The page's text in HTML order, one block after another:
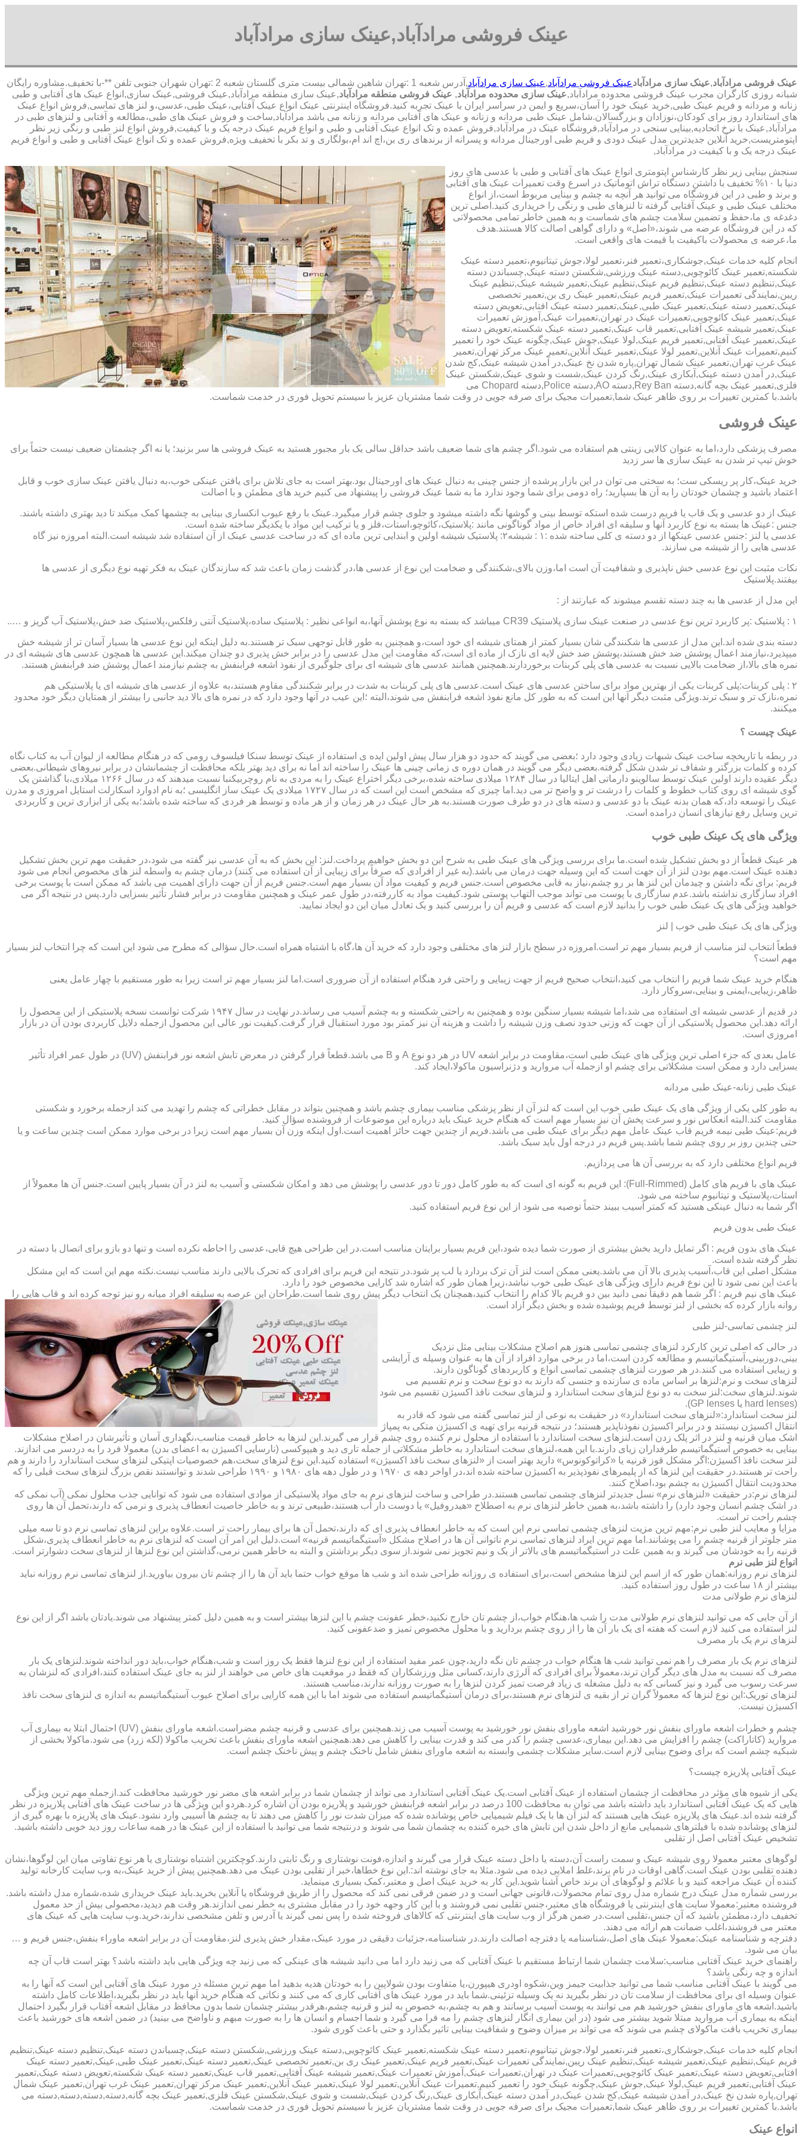
عینک فروشی مرادآباد,عینک سازی مرادآباد
عینک فروشی مرادآباد,عینک سازی مرادآبادعینک فروشی مرادآباد,عینک سازی مرادآباد
,آدرس شعبه 1 :تهران شاهین شمالی بیست متری گلستان شعبه 2 :تهران شهران جنوبی تلفن **-با تخفیف.مشاوره رایگان
شبانه روزی کارگران مجرب عینک فروشی محدوده مرادآباد,عینک سازی محدوده مرادآباد, عینک فروشی منطقه مرادآباد,عینک سازی منطقه مرادآباد,عینک فروشی,عینک سازی,انواع عینک های آفتابی و طبی
زنانه و مردانه و فریم عینک طبی,خرید عینک خود را آسان،سریع و ایمن در سراسر ایران با عینک تجربه کنید.فروشگاه اینترنتی عینک انواع عینک آفتابی،عینک طبی،عدسی،و لنز های تماسی,فروش انواع عینک
های استاندارد روز برای کودکان،نوزادان و بزرگسالان.شامل عینک طبی مردانه و زنانه و عینک های آفتابی مردانه و زنانه می باشد مرادآباد,ساخت و فروش عینک های طبی،مطالعه و آفتابی و لنزهای طبی در
مرادآباد,عینک با نرخ اتحادیه,بینایی سنجی در مرادآباد,فروشگاه عینک در مرادآباد,فروش عمده و تک انواع عینک آفتابی و طبی و انواع فریم عینک درجه یک و با کیفیت,فروش انواع لنز طبی و رنگی زیر نظر
اپتومتریست,خرید آنلاین جدیدترین مدل عینک دودی و فریم طبی اورجینال مردانه و پسرانه از برندهای ری بن،اچ اند ام،بولگاری و تد بکر با تخفیف ویژه,فروش عمده و تک انواع عینک آفتابی و طبی و انواع فریم
عینک درجه یک و با کیفیت در مرادآباد,
سنجش بینایی زیر نظر کارشناس اپتومتری انواع عینک های آفتابی و طبی با عدسی های روز
دنیا با ۱۰% تخفیف با داشتن دستگاه تراش اتوماتیک در اسرع وقت تعمیرات عینک های آفتابی
و برند و طبی در این فروشگاه می توانید هر آنچه به چشم و بینایی مربوط است،از انواع
مختلف عینک طبی و عینک آفتابی گرفته تا لنزهای طبی و رنگی را خریداری کنید.اصلی ترین
دغدغه ی ما،حفظ و تضمین سلامت چشم های شماست و به همین خاطر تمامی محصولاتی
که در این فروشگاه عرضه می شوند،«اصل» و دارای گواهی اصالت کالا هستند.هدف
ما،عرضه ی محصولات باکیفیت با قیمت های واقعی است.
انجام کلیه خدمات عینک,جوشکاری،تعمیر فنر،تعمیر لولا،جوش تیتانیوم،تعمیر دسته عینک
شکسته,تعمیر عینک کائوچویی,دسته عینک ورزشی,شکستن دسته عینک,چسباندن دسته
عینک,تنظیم دسته عینک,تنظیم فریم عینک,تنظیم عینک,تعمیر شیشه عینک,تنظیم عینک
ریبن,نمایندگی تعمیرات عینک,تعمیر فریم عینک,تعمیر عینک ری بن,تعمیر تخصصی
عینک,تعمیر دسته عینک,تعمیر عینک طبی,عینک,تعمیر دسته عینک افتابی,تعویض دسته
عینک,تعمیر عینک کائوچویی,تعمیرات عینک در تهران,تعمیرات عینک,آموزش تعمیرات
عینک,تعمیر شیشه عینک آفتابی,تعمیر قاب عینک,تعمیر دسته عینک شکسته,تعویض دسته
عینک,تعمیر عینک آفتابی,تعمیر فریم عینک,لولا عینک,جوش عینک,چگونه عینک خود را تعمیر
کنیم,تعمیرات عینک آنلاین,تعمیر لولا عینک,تعمیر عینک آنلاین,تعمیر عینک مرکز تهران,تعمیر
عینک غرب تهران,تعمیر عینک شمال تهران,پاره شدن نخ عینک,در آمدن شیشه عینک,کج شدن
عینک,در آمدن دسته عینک,آبکاری عینک,رنگ کردن عینک,شست و شوی عینک,شکستن عینک
فلزی,تعمیر عینک بچه گانه,دسته Rey Ban,دسته AO,دسته Police,دسته Chopard می
باشد.با کمترین تغییرات بر روی ظاهر عینک شما,تعمیرات مجیک برای صرفه جویی در وقت شما مشتریان عزیز با سیستم تحویل فوری در خدمت شماست.
عینک فروشی
مصرف پزشکی دارد،اما به عنوان کالایی زینتی هم استفاده می شود.اگر چشم های شما ضعیف باشد حداقل سالی یک بار مجبور هستید به عینک فروشی ها سر بزنید؛ یا نه اگر چشمتان ضعیف نیست حتماً برای
خوش تیپ تر شدن به عینک سازی ها سر زدید
خرید عینک،کار پر ریسکی ست؛ به سختی می توان در این بازار پرشده از جنس چینی به دنبال عینک های اورجینال بود.بهتر است به جای تلاش برای یافتن عینکی خوب،به دنبال یافتن عینک سازی خوب و قابل
اعتماد باشید و چشمان خودتان را به آن ها بسپارید؛ راه دومی برای شما وجود ندارد ما به شما عینک فروشی را پیشنهاد می کنیم خرید های مطمئن و با اصالت
عینک از دو عدسی و یک قاب یا فریم درست شده استکه توسط بینی و گوشها نگه داشته میشود و جلوی چشم قرار میگیرد.عینک با رفع عیوب انکساری بینایی به چشمها کمک میکند تا دید بهتری داشته باشند.
جنس :عینک ها بسته به نوع کاربرد آنها و سلیقه ای افراد خاص از مواد گوناگونی مانند :پلاستیک،کائوچو،استات،فلز و یا ترکیب این مواد با یکدیگر ساخته شده است.
عدسی یا لنز :جنس عدسی عینکها از دو دسته ی کلی ساخته شده :۱ : شیشه۲: پلاستیک شیشه اولین و ابندایی ترین ماده ای که در ساخت عدسی عینک از آن استفاده شد شیشه است.البته امروزه نیز گاه
عدسی هایی را از شیشه می سازند.
نکات مثبت این نوع عدسی خش ناپذیری و شفافیت آن است اما،وزن بالای،شکنندگی و ضخامت این نوع از عدسی ها،در گذشت زمان باعث شد که سازندگان عینک به فکر تهیه نوع دیگری از عدسی ها
بیفتند.پلاستیک
این مدل از عدسی ها به چند دسته تقسم میشوند که عبارتند از :
۱ : پلاستیک :پر کاربرد ترین نوع عدسی در صنعت عینک سازی پلاستیک CR39 میباشد که بسته به نوع پوشش آنها،به انواعی نظیر : پلاستیک ساده،پلاستیک آنتی رفلکس،پلاستیک ضد خش،پلاستیک آب گریز و …..
دسته بندی شده اند.این مدل از عدسی ها شکنندگی شان بسیار کمتر از همتای شیشه ای خود است،و همچنین به طور قابل توجهی سبک تر هستند.به دلیل اینکه این نوع عدسی ها بسیار آسان تر از شیشه خش
میپذیرد،نیازمند اعمال پوشش ضد خش هستند،پوشش ضد خش لایه ای نازک از ماده ای است،که مقاومت این مدل عدسی را در برابر خش پذیری دو چندان میکند.این عدسی ها همچون عدسی های شیشه ای در
نمره های بالا،از ضخامت بالایی نسبت به عدسی های پلی کربنات برخوردارند.همچنین همانند عدسی های شیشه ای برای جلوگیری از نفوذ اشعه فرابنفش به چشم نیازمند اعمال پوشش ضد فرابنفش هستند.
۲ : پلی کربنات:پلی کربنات یکی از بهترین مواد برای ساختن عدسی های عینک است.عدسی های پلی کربنات به شدت در برابر شکنندگی مقاوم هستند،به علاوه از عدسی های شیشه ای یا پلاستیکی هم
نمره،نازک تر و سبک ترند.ویژگی مثبت دیگر آنها این است که به طور کل مانع نفوذ اشعه فرابنفش می شوند،البته ؛این عیب در آنها وجود دارد که در نمره های بالا دید جانبی را بیشتر از همتایان دیگر خود محدود
میکنند.
عینک چیست ؟
در ربطه با تاریخچه ساخت عینک شبهات زیادی وجود دارد ؛بعضی می گویند که حدود دو هزار سال پیش اولین ایده ی استفاده از عینک توسط سنکا فیلسوف رومی که در هنگام مطالعه از لیوان آب به کتاب نگاه
کرده و کلمات بزرگتر و شفاف تر شدن شکل گرفته.بعضی دیگر می گویند در همان دوره ی زمانی چینی ها عینک را ساخته اند اما نه برای دید بهتر بلکه محافظت از چشمانشان در برابر نیروهای شیطانی.بعضی
دیگر عقیده دارند اولین عینک توسط سالوینو دارماتی اهل ایتالیا در سال ۱۲۸۴ میلادی ساخته شده،برخی دیگر اختراع عینک را به مردی به نام روچربیکنبا نسبت میدهند که در سال ۱۲۶۶ میلادی،با گذاشتن یک
گوی شیشه ای روی کتاب خطوط و کلمات را درشت تر و واضح تر می دید.اما چیزی که مشخص است این است که در سال ۱۷۲۷ میلادی یک عینک ساز انگلیسی ؛به نام ادوارد اسکارلت استایل امروزی و مدرن
عینک را توسعه داد،که همان بدنه عینک با دو عدسی و دسته های در دو طرف صورت هستند.به هر حال عینک در هر زمان و از هر ماده و توسط هر فردی که ساخته شده باشد؛به یکی از ابزاری ترین و کاربردی
ترین وسایل رفع نیازهای انسان درامده است.
ویژگی های یک عینک طبی خوب
هر عینک قطعاً از دو بخش تشکیل شده است.ما برای بررسی ویژگی های عینک طبی به شرح این دو بخش خواهیم پرداخت.لنز: این بخش که به آن عدسی نیز گفته می شود،در حقیقت مهم ترین بخش تشکیل
دهنده عینک است.مهم بودن لنز از آن جهت است که این وسیله جهت درمان می باشد.(به غیر از افرادی که صرفاً برای زیبایی از آن استفاده می کنند) درمان چشم به واسطه لنز های مخصوص انجام می شود
فریم: برای نگه داشتن و چیدمان این لنز ها بر رو چشم،نیاز به قابی مخصوص است.جنس فریم و کیفیت مواد آن بسیار مهم است.جنس فریم از آن جهت دارای اهمیت می باشد که ممکن است با پوست برخی
افراد سازگاری نداشته باشد.عدم سازگاری با پوست می تواند موجب التهاب پوستی شود.کیفیت مواد به کاررفته،در طول عمر عینک و همچنین مقاومت در برابر فشار تأثیر بسزایی دارد.پس در نتیجه اگر می
خواهید ویژگی های یک عینک طبی خوب را بدانید لازم است که عدسی و فریم آن را بررسی کنید و یک تعادل میان این دو ایجاد نمایید.
ویژگی های یک عینک طبی خوب | لنز
قطعاً انتخاب لنز مناسب از فریم بسیار مهم تر است.امروزه در سطح بازار لنز های مختلفی وجود دارد که خرید آن ها،گاه با اشتباه همراه است.حال سؤالی که مطرح می شود این است که چرا انتخاب لنز بسیار
مهم است؟
هنگام خرید عینک شما فریم را انتخاب می کنید،انتخاب صحیح فریم از جهت زیبایی و راحتی فرد هنگام استفاده از آن ضروری است.اما لنز بسیار مهم تر است زیرا به طور مستقیم با چهار عامل یعنی
ظاهر،زیبایی،ایمنی و بینایی،سروکار دارد.
در قدیم از عدسی شیشه ای استفاده می شد،اما شیشه بسیار سنگین بوده و همچنین به راحتی شکسته و به چشم آسیب می رساند.در نهایت در سال ۱۹۴۷ شرکت توانست نسخه پلاستیکی از این محصول را
ارائه دهد.این محصول پلاستیکی از آن جهت که وزنی حدود نصف وزن شیشه را داشت و هزینه آن نیز کمتر بود مورد استقبال قرار گرفت.کیفیت نور عالی این محصول ازجمله دلایل کاربردی بودن آن در بازار
امروزی است.
عامل بعدی که جزء اصلی ترین ویژگی های عینک طبی است،مقاومت در برابر اشعه UV در هر دو نوع A و B می باشد.قطعاً قرار گرفتن در معرض تابش اشعه نور فرابنفش (UV) در طول عمر افراد تأثیر
بسزایی دارد و ممکن است مشکلاتی برای چشم او ازجمله آب مروارید و دژنراسیون ماکولا،ایجاد کند.
عینک طبی زنانه-عینک طبی مردانه
به طور کلی یکی از ویژگی های یک عینک طبی خوب این است که لنز آن از نظر پزشکی مناسب بیماری چشم باشد و همچنین بتواند در مقابل خطراتی که چشم را تهدید می کند ازجمله برخورد و شکستی
مقاومت کند.البته انعکاس نور و سرعت پخش آن نیز بسیار مهم است که هنگام خرید عینک باید درباره این موضوعات از فروشنده سؤال کنید.
فریم:عینک طبی نیمه فریم قاب عینک عامل مهم دیگر برای عینک طبی می باشد.فریم از چندین جهت حائز اهمیت است.اول اینکه وزن آن بسیار مهم است زیرا در برخی موارد ممکن است چندین ساعت و یا
حتی چندین روز بر روی چشم شما باشد.پس فریم در درجه اول باید سبک باشد.
فریم انواع مختلفی دارد که به بررسی آن ها می پردازیم.
عینک های با فریم های کامل (Full-Rimmed): این فریم به گونه ای است که به طور کامل دور تا دور عدسی را پوشش می دهد و امکان شکستی و آسیب به لنز در آن بسیار پایین است.جنس آن ها معمولاً از
استات،پلاستیک و تیتانیوم ساخته می شود.
اگر شما به دنبال عینکی هستید که کمتر آسیب ببیند حتماً توصیه می شود از این نوع فریم استفاده کنید.
عینک طبی بدون فریم
عینک های بدون فریم : اگر تمایل دارید بخش بیشتری از صورت شما دیده شود،این فریم بسیار برایتان مناسب است.در این طراحی هیچ قابی،عدسی را احاطه نکرده است و تنها دو بازو برای اتصال با دسته در
نظر گرفته شده است.
مشکل اصلی این قاب،آسیب پذیری بالا آن می باشد.یعنی ممکن است لنز آن ترک بردارد یا لب پر شود.در نتیجه این فریم برای افرادی که تحرک بالایی دارند مناسب نیست.نکته مهم این است که این مشکل
باعث این نمی شود تا این نوع فریم دارای ویژگی های عینک طبی خوب نباشد،زیرا همان طور که اشاره شد کارایی مخصوص خود را دارد.
عینک های نیم فریم : اگر شما هم دقیقاً نمی دانید بین دو فریم بالا کدام را انتخاب کنید،همچنان یک انتخاب دیگر پیش روی شما است.طراحان این عرصه به سلیقه افراد میانه رو نیز توجه کرده اند و قاب هایی را
روانه بازار کرده که بخشی از لنز توسط فریم پوشیده شده و بخش دیگر آزاد است.
لنز چشمی تماسی-لنز طبی
در حالی که اصلی ترین کارکرد لنزهای چشمی تماسی هنوز هم اصلاح مشکلات بینایی مثل نزدیک
بینی،دوربینی،آستیگماتیسم و مطالعه کردن است،اما در برخی موارد افراد از آن ها به عنوان وسیله ی آرایشی
و زیبایی استفاده می کنند.در هر صورت لنزهای چشمی تماسی انواع و کاربردهای گوناگون دارند.
لنزهای سخت و نرم:لنزها بر اساس ماده ی سازنده و جنسی که دارند به دو نوع سخت و نرم تقسیم می
شوند.لنزهای سخت:لنز سخت به دو نوع لنزهای سخت استاندارد و لنزهای سخت نافذ اکسیژن تقسیم می شود
(hard lenses یا GP lenses).
لنز سخت استاندارد:«لنزهای سخت استاندارد» در حقیقت به نوعی از لنز تماسی گفته می شود که قادر به
انتقال اکسیژن نیستند و در برابر اکسیژن نفوذناپذیر هستند؛ در نتیجه قرنیه برای تهیه ی اکسیژن متکی به پمپاژ
اشک میان قرنیه و لنز در اثر پلک زدن است.لنزهای سخت استاندارد با استفاده از محلول نرم کننده روی چشم قرار می گیرند.این لنزها به خاطر قیمت مناسب،نگهداری آسان و تأثیرشان در اصلاح مشکلات
بینایی به خصوص آستیگماتیسم طرفداران زیای دارند.با این همه،لنزهای سخت استاندارد به خاطر مشکلاتی از جمله تاری دید و هیپوکسی (نارسایی اکسیژن به اعضای بدن) معمولا فرد را به دردسر می اندازند.
لنز سخت نافذ اکسیژن:اگر مشکل قوز قرنیه یا «کراتوکونوس» دارید بهتر است از «لنزهای سخت نافذ اکسیژن» استفاده کنید.این نوع لنزهای سخت،هم خصوصیات اپتیکی لنزهای سخت استاندارد را دارند و هم
راحت تر هستند.در حقیقت این لنزها که از پلیمرهای نفوذپذیر به اکسیژن ساخته شده اند،در اواخر دهه ی ۱۹۷۰ و در طول دهه های ۱۹۸۰ و ۱۹۹۰ طراحی شدند و توانستند نقص بزرگ لنزهای سخت قبلی را که
محدودیت انتقال اکسیژن به چشم بود،اصلاح کنند.
لنزهای نرم:در حقیقت «لنزهای نرم» نسل جدیدتر لنزهای چشمی تماسی هستند.در طراحی و ساخت لنزهای نرم به جای مواد پلاستیکی از موادی استفاده می شود که توانایی جذب محلول نمکی (آب نمکی که
در اشک چشم انسان وجود دارد) را داشته باشد،به همین خاطر لنزهای نرم به اصطلاح «هیدروفیل» یا دوست دار آب هستند،طبیعی ترند و به خاطر خاصیت انعطاف پذیری و نرمی که دارند،تحمل آن ها روی
چشم راحت تر است.
مزایا و معایب لنز طبی نرم:مهم ترین مزیت لنزهای چشمی تماسی نرم این است که به خاطر انعطاف پذیری ای که دارند،تحمل آن ها برای بیمار راحت تر است.علاوه براین لنزهای تماسی نرم دو تا سه میلی
متر جلوتر از قرنیه چشم را می پوشانند.اما مهم ترین ایراد لنزهای تماسی نرم ناتوانی آن ها در اصلاح مشکل «آستیگماتیسم قرنیه» است.دلیل این امر آن است که لنزهای نرم به خاطر انعطاف پذیری،شکل
قرنیه را به خودشان می گیرند و به همین علت در آستیگماتیسم های بالاتر از یک و نیم تجویز نمی شوند.از سوی دیگر برداشتن و البته به خاطر همین نرمی،گذاشتن این نوع لنزها از لنزهای سخت دشوارتر است.
انواع لنز طبی نرم
لنزهای نرم روزانه:همان طور که از اسم این لنزها مشخص است،برای استفاده ی روزانه طراحی شده اند و شب ها موقع خواب حتما باید آن ها را از چشم تان بیرون بیاورید.از لنزهای تماسی نرم روزانه نباید
بیشتر از ۱۸ ساعت در طول روز استفاده کنید.
لنزهای نرم طولانی مدت
از آن جایی که می توانید لنزهای نرم طولانی مدت را شب ها،هنگام خواب،از چشم تان خارج نکنید،خطر عفونت چشم با این لنزها بیشتر است و به همین دلیل کمتر پیشنهاد می شوند.یادتان باشد اگر از این نوع
لنز استفاده می کنید لازم است که هفته ای یک بار آن ها را از روی چشم بردارید و با محلول مخصوص تمیز و ضدعفونی کنید.
لنزهای نرم یک بار مصرف
لنزهای نرم یک بار مصرف را هم نمی توانید شب ها هنگام خواب در چشم تان نگه دارید،چون عمر مفید استفاده از این نوع لنزها فقط یک روز است و شب،هنگام خواب،باید دور انداخته شوند.لنزهای یک بار
مصرف که نسبت به مدل های دیگر گران ترند،معمولاً برای افرادی که آلرژی دارند،کسانی مثل ورزشکاران که فقط در موقعیت های خاص می خواهند از لنز به جای عینک استفاده کنند،افرادی که لنزشان به
سرعت رسوب می گیرد و نیز کسانی که به دلیل مشغله ی زیاد فرصت تمیز کردن لنزها را به صورت روزانه ندارند،مناسب هستند.
لنزهای توریک:این نوع لنزها که معمولاً گران تر از بقیه ی لنزهای نرم هستند،برای درمان آستیگماتیسم استفاده می شوند اما با این همه کارایی برای اصلاح عیوب آستیگماتیسم به اندازه ی لنزهای سخت نافذ
اکسیژن نیست.
چشم و خطرات اشعه ماورای بنفش نور خورشید اشعه ماورای بنفش نور خورشید به پوست آسیب می زند.همچنین برای عدسی و قرنیه چشم مضراست.اشعه ماورای بنفش (UV) احتمال ابتلا به بیماری آب
مروارید (کاتاراکت) چشم را افزایش می دهد.این بیماری،عدسی چشم را کدر می کند و قدرت بینایی را کاهش می دهد.همچنین اشعه ماورای بنفش باعث تخریب ماکولا (لکه زرد) می شود.ماکولا بخشی از
شبکیه چشم است که برای وضوح بینایی لازم است.سایر مشکلات چشمی وابسته به اشعه ماورای بنفش شامل ناخنک چشم و پیش ناخنک چشم است.
عینک آفتابی پلاریزه چیست؟
یکی از شیوه های مؤثر در محافظت از چشمان استفاده از عینک آفتابی است.یک عینک آفتابی استاندارد می تواند از چشمان شما در برابر اشعه های مضر نور خورشید محافظت کند.ازجمله مهم ترین ویژگی
هایی که یک عینک آفتابی استاندارد باید داشته باشد می توان به محافظت 100 درصد در برابر اشعه فرابنفش خورشید و پلاریزه بودن آن اشاره کرد.هردو این ویژگی ها در ساخت عینک های آفتابی پلاریزه در نظر
گرفته شده اند.عینک های پلاریزه عینک هایی هستند که لنز آن ها با یک فیلم شیمیایی خاص پوشانده شده که میزان شدت نور را کاهش می دهند تا به چشم ها آسیبی وارد نشود.عینک های پلاریزه با بهره گیری از
لنزهای پوشانده شده با فیلترهای شیمیایی مانع از داخل شدن این تابش های خیره کننده به چشمان شما می شوند و درنتیجه شما می توانید با استفاده از این عینک ها در همه ساعات روز دید خوبی داشته باشید.
تشخیص عینک آفتابی اصل از تقلبی
لوگوهای معتبر معمولا روی شیشه عینک و سمت راست آن،دسته یا داخل دسته عینک قرار می گیرند و اندازه،فونت نوشتاری و رنگ ثابتی دارند.کوچکترین اشتباه نوشتاری یا هر نوع تفاوتی میان این لوگوها،نشان
دهنده تقلبی بودن عینک است.گاهی اوقات در نام برند،غلط املایی دیده می شود.مثلا به جای نوشته اند:.این نوع خطاها،خبر از تقلبی بودن عینک می دهد.همچنین پیش از خرید عینک،به وب سایت کارخانه تولید
کننده آن عینک مراجعه کنید و با علائم و لوگوهای آن برند خاص آشنا شوید.این کار به خرید عینک اصل و معتبر،کمک بسیاری مینماید.
بررسی شماره مدل عینک درج شماره مدل روی تمام محصولات،قانونی جهانی است و در ضمن فرقی نمی کند که محصول را از طریق فروشگاه یا آنلاین بخرید.باید عینک خریداری شده،شماره مدل داشته باشد.
فروشنده معتبر:معمولا سایت های اینترنتی یا فروشگاه های معتبر،جنس تقلبی نمی فروشند و با این کار وجهه خود را در مقابل مشتری به خطر نمی اندازند.هر وقت هم دیدید،محصولی بیش از حد معمول
تخفیف دارد،مطمئن باشید که آن جنس،تقلبی است.در ضمن هرگز از وب سایت های اینترنتی که کالاهای فروخته شده را پس نمی گیرند یا آدرس و تلفن مشخصی ندارند،خرید.وب سایت هایی که عینک های
معتبر می فروشند،اغلب ضمانت هم ارائه می دهند.
دفترچه و شناسنامه عینک:معمولا عینک های اصل،شناسنامه یا دفترچه اصالت دارند.در شناسنامه،جزئیات دقیقی در مورد عینک،مقدار خش پذیری لنز،مقاومت آن در برابر اشعه ماوراء بنفش،جنس فریم و …
بیان می شود.
راهنمای خرید عینک آفتابی مناسب:سلامت چشمان شما ارتباط مستقیم با عینک آفتابی که می زنید دارد اما می دانید شیشه های عینکی که می زنید چه ویژگی هایی باید داشته باشد؟ بهتر است قاب آن چه
اندازه و چه رنگی باشد؟
می گویند با عینک آفتابی مناسب شما می توانید جذابیت جیمز وین،شکوه اودری هیپورن،یا متفاوت بودن شولاپین را به خودتان هدیه بدهید اما مهم ترین مسئله در مورد عینک های آفتابی این است که آنها را به
عنوان وسیله ای برای محافظت از سلامت تان در نظر بگیرید نه یک وسیله تزئینی.شما باید در مورد عینک های آفتابی کاری که می کنند و نکاتی که هنگام خرید آنها باید در نظر بگیرید،اطلاعات کامل داشته
باشید.اشعه های ماورای بنفش خورشید هم می توانند به پوست آسیب برسانند و هم به چشم،به خصوص به لنز و قرنیه چشم،هرقدر بیشتر چشمان شما بدون محافظ در مقابل اشعه آفتاب قرار بگیرد احتمال
اینکه به بیماری آب مروارید مبتلا شوید بیشتر می شود (در این بیماری انگار لنزهای چشم را مه فرا می گیرد و شما اجسام و انسان ها را به صورت مبهم و ناواضح می بینید) در ضمن اشعه های خورشید باعث
بیماری تخریب بافت ماکولای چشم می شوند که می تواند بر میزان وضوح و شفافیت بینایی تاثیر بگذارد و حتی باعث کوری شود.
انجام کلیه خدمات عینک,جوشکاری،تعمیر فنر،تعمیر لولا،جوش تیتانیوم،تعمیر دسته عینک شکسته,تعمیر عینک کائوچویی,دسته عینک ورزشی,شکستن دسته عینک,چسباندن دسته عینک,تنظیم دسته عینک,تنظیم
فریم عینک,تنظیم عینک,تعمیر شیشه عینک,تنظیم عینک ریبن,نمایندگی تعمیرات عینک,تعمیر فریم عینک,تعمیر عینک ری بن,تعمیر تخصصی عینک,تعمیر دسته عینک,تعمیر عینک طبی,عینک,تعمیر دسته عینک
افتابی,تعویض دسته عینک,تعمیر عینک کائوچویی,تعمیرات عینک در تهران,تعمیرات عینک,آموزش تعمیرات عینک,تعمیر شیشه عینک آفتابی,تعمیر قاب عینک,تعمیر دسته عینک شکسته,تعویض دسته عینک,تعمیر
عینک آفتابی,تعمیر فریم عینک,لولا عینک,جوش عینک,چگونه عینک خود را تعمیر کنیم,تعمیرات عینک آنلاین,تعمیر لولا عینک,تعمیر عینک آنلاین,تعمیر عینک مرکز تهران,تعمیر عینک غرب تهران,تعمیر عینک شمال
تهران,پاره شدن نخ عینک,در آمدن شیشه عینک,کج شدن عینک,در آمدن دسته عینک,آبکاری عینک,رنگ کردن عینک,شست و شوی عینک,شکستن عینک فلزی,تعمیر عینک بچه گانه,دسته,دسته,دسته,دسته می
باشد.با کمترین تغییرات بر روی ظاهر عینک شما,تعمیرات مجیک برای صرفه جویی در وقت شما مشتریان عزیز با سیستم تحویل فوری در خدمت شماست.
انواع عینک